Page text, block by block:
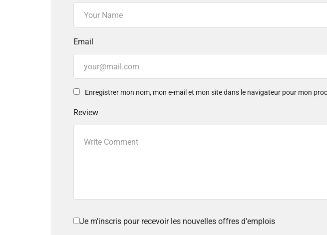
Email
Enregistrer mon nom, mon e-mail et mon site dans le navigateur pour mon
Review
Je m'inscris pour recevoir les nouvelles offres d'emplois